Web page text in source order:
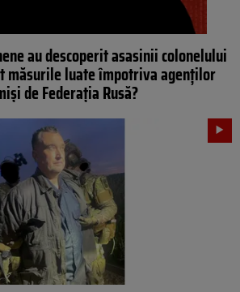
au descoperit asasinii colonelului
măsurile luate împotriva agenților
de Federația Rusă?